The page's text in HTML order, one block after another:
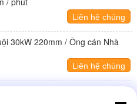
Liên hệ chúng
tôi
30kW 220mm / Ống cán Nhà
Liên hệ chúng
tôi